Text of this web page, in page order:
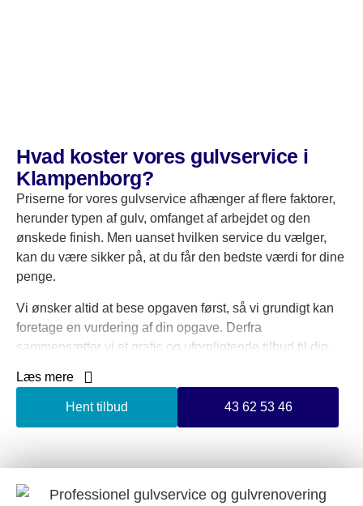
Hvad koster vores gulvservice i
Klampenborg?
Priserne for vores gulvservice afhænger af flere faktorer,
herunder typen af gulv, omfanget af arbejdet og den
ønskede finish. Men uanset hvilken service du vælger,
kan du være sikker på, at du får den bedste værdi for dine
penge.
Vi ønsker altid at bese opgaven først, så vi grundigt kan
foretage en vurdering af din opgave. Derfra
sammensætter vi et gratis og uforpligtende tilbud til dig.
Med over 20 års erfaring inden for gulvservice, ved vi
Kontakt os i dag for at få mere information om vores priser
Læs mere
Hent tilbud 43 62 53 46